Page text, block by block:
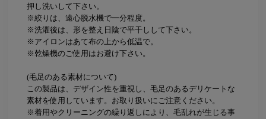
押し洗いして下さい。
※絞りは、遠心脱水機で一分程度。
※洗濯後は、形を整え日陰で平干しして下さい。
※アイロンはあて布の上から低温で。
※乾燥機のご使用はお避け下さい。
(毛足のある素材について)
この製品は、デザイン性を重視し、毛足のあるデリケートな
素材を使用しています。お取り扱いにご注意ください。
※着用やクリーニングの繰り返しにより、毛乱れが生じる事